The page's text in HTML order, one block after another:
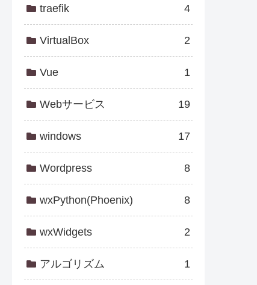
traefik 4
VirtualBox 2
Vue 1
Webサービス 19
windows 17
Wordpress 8
wxPython(Phoenix) 8
wxWidgets 2
アルゴリズム 1